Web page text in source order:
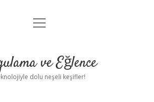
Anasayfa
Yasal Uyarı
menüyü
ve Eğlence
dolu neşeli keşifler!